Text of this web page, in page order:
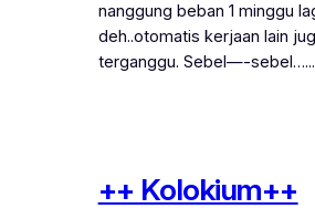
nanggung beban 1 minggu
deh..otomatis kerjaan lain
terganggu. Sebel—-
++ Kolokium++